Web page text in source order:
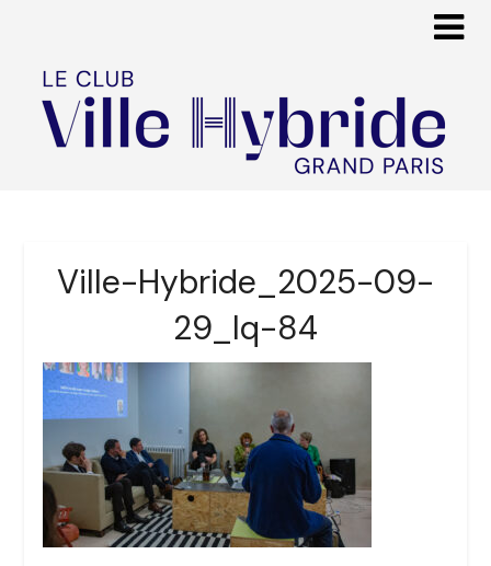
Ville-Hybride_2025-09-
29_lq-84